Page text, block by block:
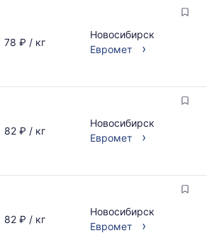
78 ₽ / кг
Новосибирск
Евромет
›
82 ₽ / кг
Новосибирск
Евромет
›
82 ₽ / кг
Новосибирск
Евромет
›